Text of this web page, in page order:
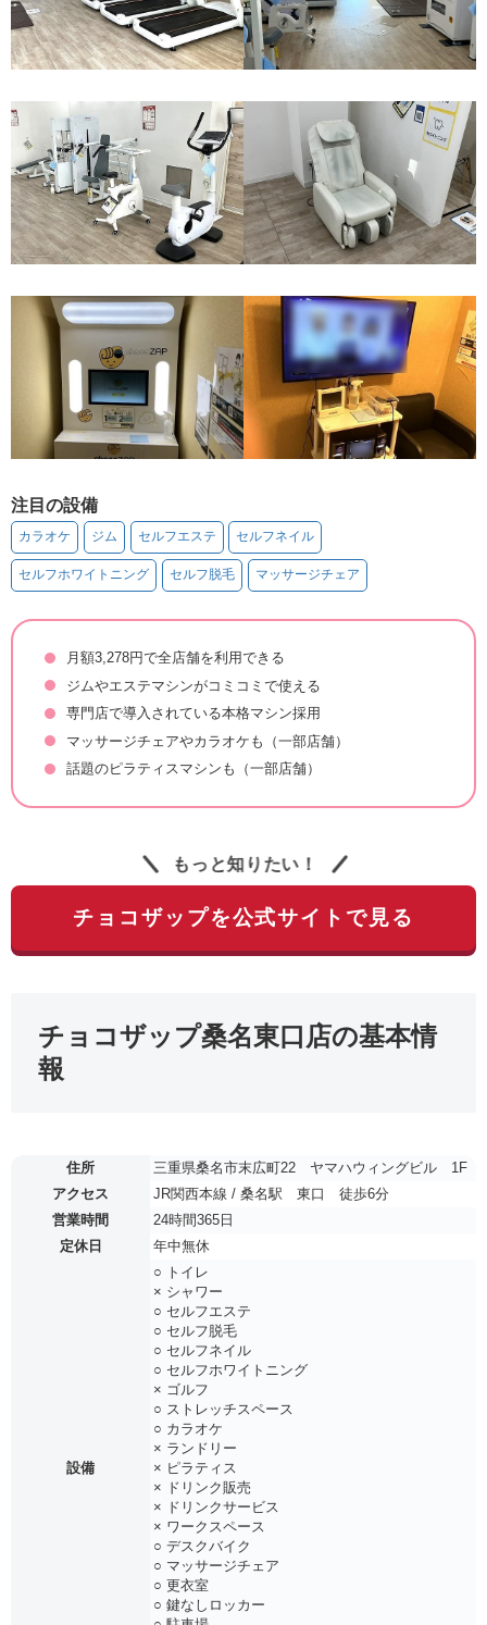
注目の設備
カラオケ ジム セルフエステ セルフネイル
セルフホワイトニング セルフ脱毛 マッサージチェア
月額3,278円で全店舗を利用できる
ジムやエステマシンがコミコミで使える
専門店で導入されている本格マシン採用
マッサージチェアやカラオケも（一部店舗）
話題のピラティスマシンも（一部店舗）
もっと知りたい！
チョコザップを公式サイトで見る
チョコザップ桑名東口店の基本情
報
住所
三重県桑名市末広町22 ヤマハウィングビル 1F
アクセス
JR関西本線 / 桑名駅 東口 徒歩6分
営業時間
24時間365日
定休日
年中無休
設備
○ トイレ
× シャワー
○ セルフエステ
○ セルフ脱毛
○ セルフネイル
○ セルフホワイトニング
× ゴルフ
○ ストレッチスペース
○ カラオケ
× ランドリー
× ピラティス
× ドリンク販売
× ドリンクサービス
× ワークスペース
○ デスクバイク
○ マッサージチェア
○ 更衣室
○ 鍵なしロッカー